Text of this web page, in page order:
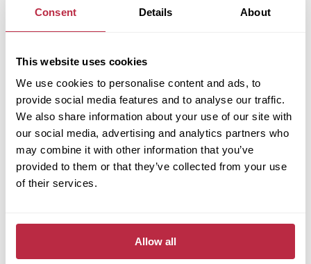
Consent Details About
This website uses cookies
We use cookies to personalise content and ads, to
provide social media features and to analyse our traffic.
We also share information about your use of our site with
our social media, advertising and analytics partners who
may combine it with other information that you’ve
provided to them or that they’ve collected from your use
of their services.
Allow all
Proč Fortelock?
Nástroje
Dokumenty
Kontakty
Střecha Fortega
Proč Fortega?
Produkty
Služby